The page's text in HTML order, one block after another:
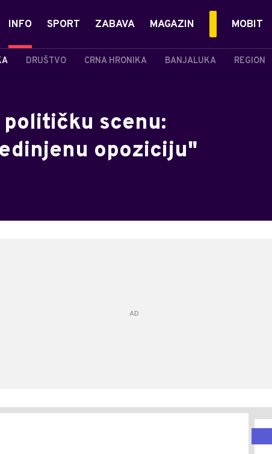
INFO
DRUŠTVO CRNA HRONIKA BANJALUKA REGION
SPORT ZABAVA MAGAZIN MOBIT
scenu:
opoziciju"